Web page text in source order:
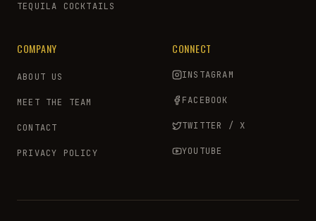
TEQUILA COCKTAILS
COMPANY
ABOUT US
MEET THE TEAM
CONTACT
PRIVACY POLICY
CONNECT
INSTAGRAM
FACEBOOK
TWITTER / X
YOUTUBE